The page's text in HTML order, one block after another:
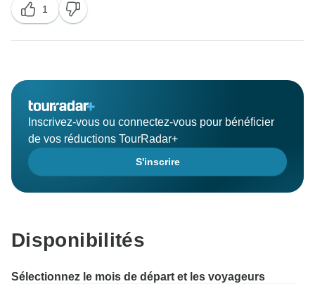
1
Inscrivez-vous ou connectez-vous pour bénéficier
de vos réductions TourRadar+
S'inscrire
Disponibilités
Sélectionnez le mois de départ et les voyageurs